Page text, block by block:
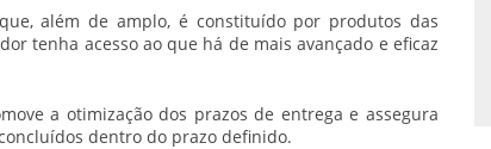
além de amplo, é constituído por produtos das
tenha acesso ao que há de mais avançado e eficaz
a otimização dos prazos de entrega e assegura
dentro do prazo definido.